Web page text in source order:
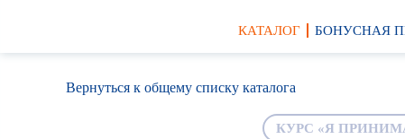
КАТАЛОГ БОНУСНАЯ
Вернуться к общему списку каталога
КУРС «Я